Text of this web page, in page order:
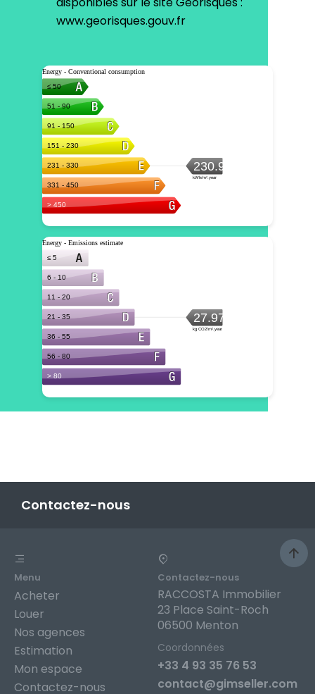
www.georisques.gouv.fr
Contactez-nous
Menu
Acheter
Louer
Nos agences
Estimation
Mon espace
Contactez-nous
Contactez-nous
RACCOSTA Immobilier
23 Place Saint-Roch
06500 Menton
Coordonnées
+33 4 93 35 76 53
contact@gimseller.com